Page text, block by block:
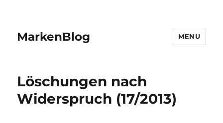
MarkenBlog MENU
Löschungen nach
Widerspruch (17/2013)